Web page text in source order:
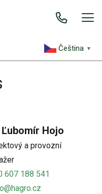
Čeština‎ ▼
Ľubomír Hojo
a provozní
607 188 541